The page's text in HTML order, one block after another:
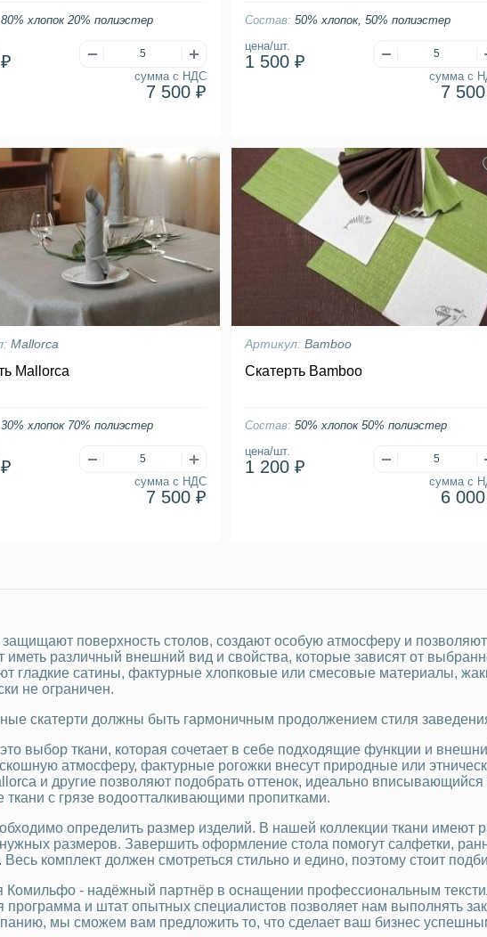
сумма с НДС
7 500 ₽
80% хлопок 20% полиэстер
цена/шт.
1 500 ₽
сумма с
7
Состав:50% хлопок, 50% полиэстер
Mallorca
Mallorca
сумма с НДС
7 500 ₽
30% хлопок 70% полиэстер
Артикул:Bamboo
Скатерть Bamboo
цена/шт.
1 200 ₽
сумма с
6
Состав:50% хлопок 50% полиэстер
защищают поверхность столов, создают особую атмосферу и
иметь различный внешний вид и свойства, которые зависят от
гладкие сатины, фактурные хлопковые или смесовые материалы,
не ограничен.
скатерти должны быть гармоничным продолжением стиля
выбор ткани, которая сочетает в себе подходящие функции и
атмосферу, фактурные рогожки внесут природные или
и другие позволяют подобрать оттенок, идеально
ткани с грязе водоотталкивающими пропитками.
определить размер изделий. В нашей коллекции ткани имеют
нужных размеров. Завершить оформление стола помогут салфетки,
Весь комплект должен смотреться стильно и едино, поэтому стоит
Комильфо - надёжный партнёр в оснащении профессиональным
программа и штат опытных специалистов позволяет нам выполнять
мы сможем вам предложить то, что сделает ваш бизнес